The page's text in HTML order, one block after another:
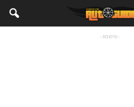
- פרסומת -